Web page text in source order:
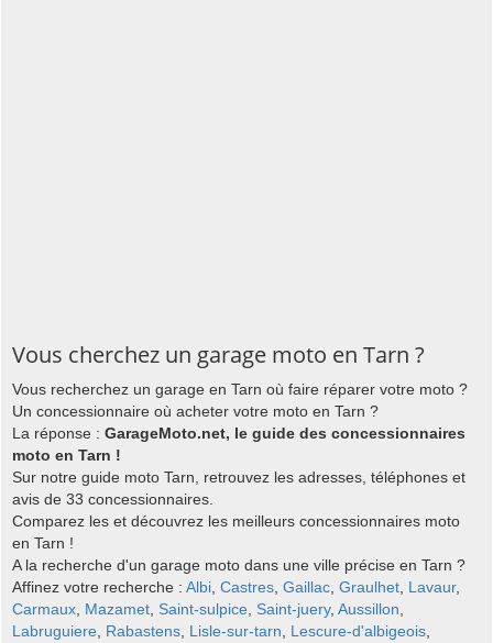
Vous cherchez un garage moto en Tarn ?
Vous recherchez un garage en Tarn où faire réparer votre moto ?
Un concessionnaire où acheter votre moto en Tarn ?
La réponse : GarageMoto.net, le guide des concessionnaires
moto en Tarn !
Sur notre guide moto Tarn, retrouvez les adresses, téléphones et
avis de 33 concessionnaires.
Comparez les et découvrez les meilleurs concessionnaires moto
en Tarn !
A la recherche d'un garage moto dans une ville précise en Tarn ?
Affinez votre recherche : Albi, Castres, Gaillac, Graulhet, Lavaur,
Carmaux, Mazamet, Saint-sulpice, Saint-juery, Aussillon,
Labruguiere, Rabastens, Lisle-sur-tarn, Lescure-d'albigeois,